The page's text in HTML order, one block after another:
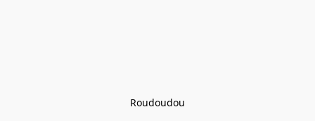
Roudoudou